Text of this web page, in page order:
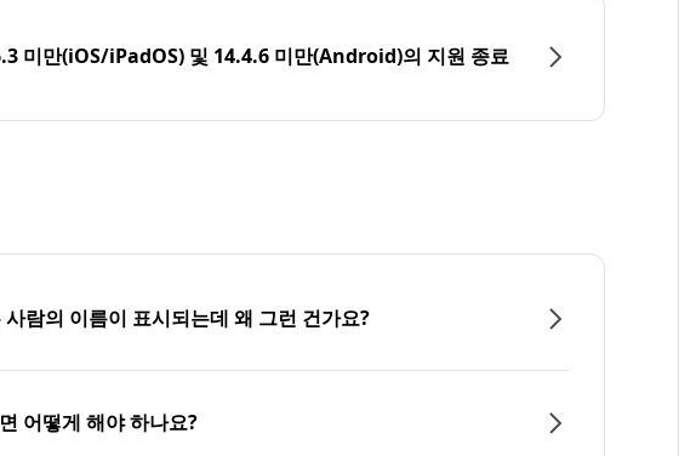
미만(iOS/iPadOS) 및 14.4.6 미만(Android)의 지원 종료
람의 이름이 표시되는데 왜 그런 건가요?
어떻게 해야 하나요?